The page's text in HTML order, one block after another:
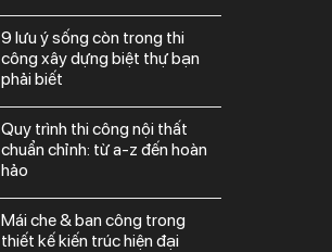
9 lưu ý sống còn trong thi
công xây dựng biệt thự bạn
phải biết
quy trình thi công nội thất
chuẩn chỉnh: từ a-z đến hoàn
hảo
mái che & ban công trong
thiết kế kiến trúc hiện đại